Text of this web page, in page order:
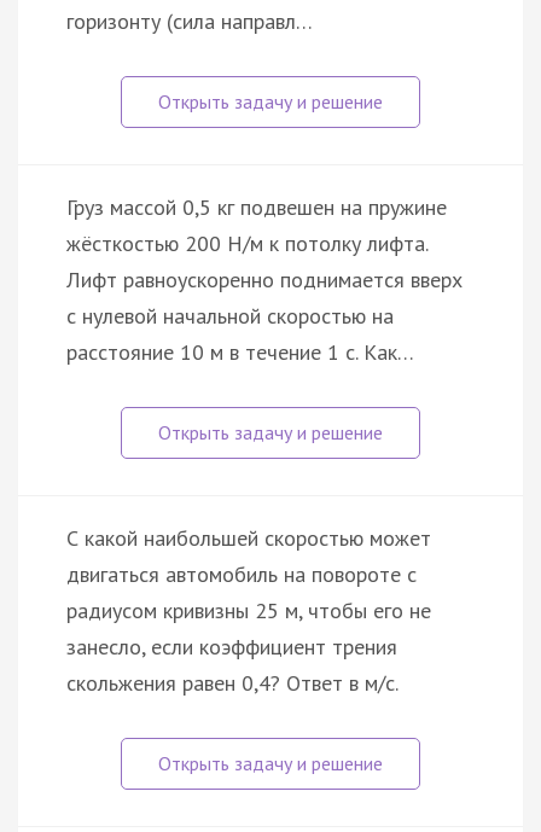
горизонту (сила направл…
Груз массой 0,5 кг подвешен на пружине
жёсткостью 200 Н/м к потолку лифта.
Лифт равноускоренно поднимается вверх
с нулевой начальной скоростью на
расстояние 10 м в течение 1 с. Как…
С какой наибольшей скоростью может
двигаться автомобиль на повороте с
радиусом кривизны 25 м, чтобы его не
занесло, если коэффициент трения
скольжения равен 0,4? Ответ в м/с.